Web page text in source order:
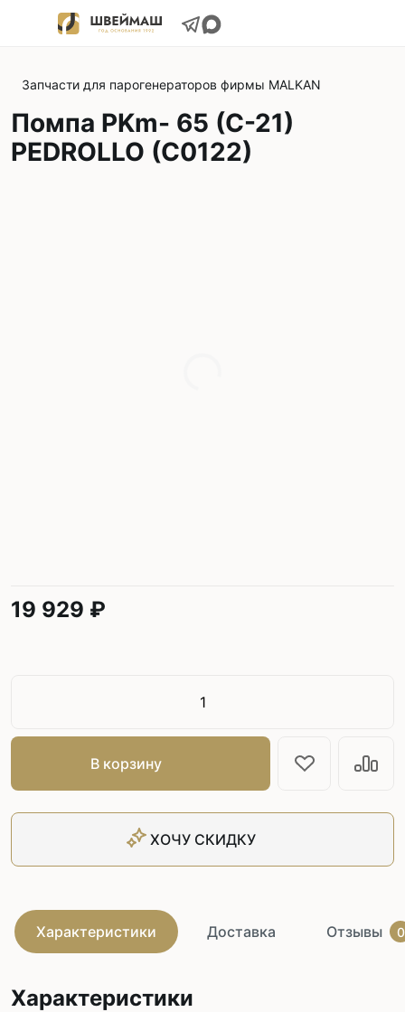
Запчасти для парогенераторов фирмы MALKAN
Помпа PKm- 65 (С-21)
PEDROLLO (C0122)
19 929 ₽
В корзину
ХОЧУ СКИДКУ
Характеристики Доставка Отзывы 0
Характеристики